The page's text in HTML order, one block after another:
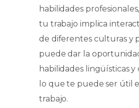
habilidades
tu trabajo implica
de diferentes culturas y
puede dar la
habilidades lingüísticas
lo que te puede ser útil
trabajo.